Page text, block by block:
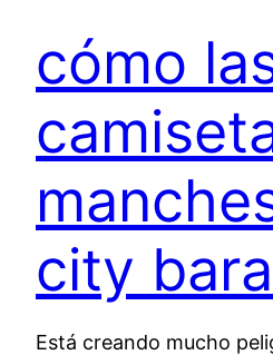
cómo
city
Está creando mucho